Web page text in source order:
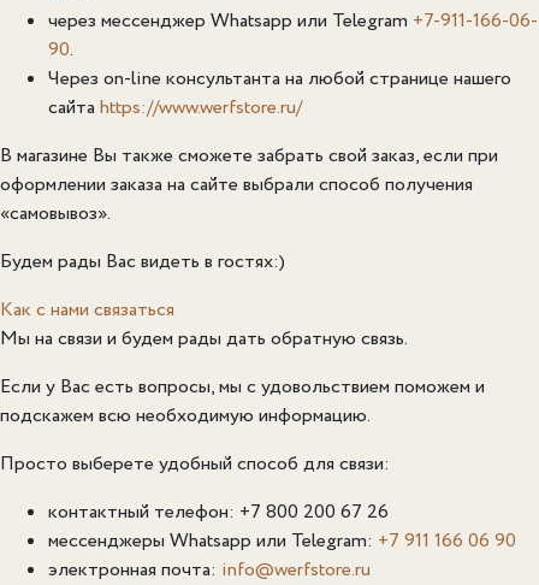
через мессенджер Whatsapp или Telegram +7-911-166-06-
90.
Через on-line консультанта на любой странице нашего
сайта https://www.werfstore.ru/
В магазине Вы также сможете забрать свой заказ, если при
оформлении заказа на сайте выбрали способ получения
«самовывоз».
Будем рады Вас видеть в гостях:)
Как с нами связаться
Мы на связи и будем рады дать обратную связь.
Если у Вас есть вопросы, мы с удовольствием поможем и
подскажем всю необходимую информацию.
Просто выберете удобный способ для связи:
контактный телефон: +7 800 200 67 26
мессенджеры Whatsapp или Telegram: +7 911 166 06 90
электронная почта: info@werfstore.ru